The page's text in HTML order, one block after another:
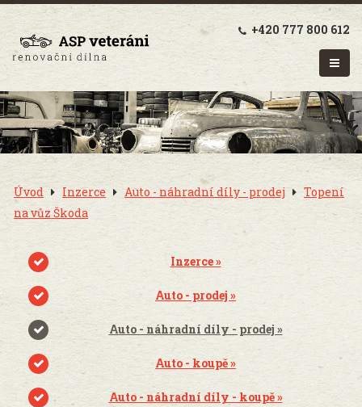
+420 777 800 612
Úvod Inzerce Auto - náhradní díly - prodej
Topení
na vůz Škoda
Inzerce »
Auto - prodej »
Auto - náhradní díly - prodej »
Auto - koupě »
Auto - náhradní díly - koupě »